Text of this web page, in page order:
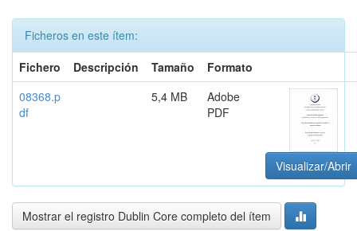
Ficheros en este ítem:
Fichero
Descripción Tamaño
Formato
08368.p
df
5,4 MB
Adobe
PDF
Visualizar/Abrir
Mostrar el registro Dublin Core completo del ítem